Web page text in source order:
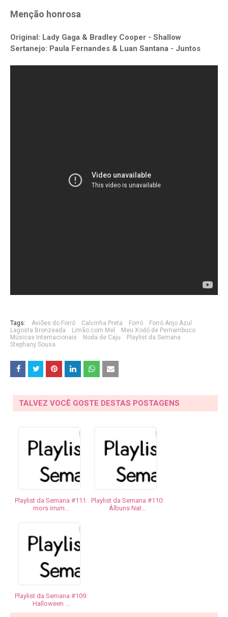
Menção honrosa
Original: Lady Gaga & Bradley Cooper - Shallow
Sertanejo: Paula Fernandes & Luan Santana - Juntos
Tags: Aviões do Forró Calcinha Preta Forró
Forró Anjo Azul
Lagosta Bronzeada
Limão com Mel
Meu Xodó de Pernambuco
Músicas Internacionais
Noda de Caju
Playlist da Semana
Stephany Sousa
TALVEZ VOCÊ GOSTE DESTAS POSTAGENS
Playlist da Semana #111:
mors irrum...
Playlist da Semana #110:
Álbuns Nat...
Playlist da Semana #109:
Halloween ...